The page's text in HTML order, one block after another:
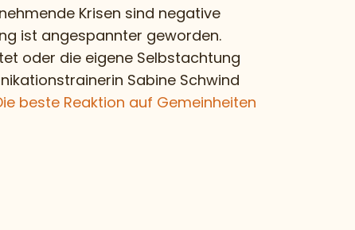
Krisen sind negative
ist angespannter geworden.
oder die eigene Selbstachtung
Sabine Schwind
beste Reaktion auf Gemeinheiten